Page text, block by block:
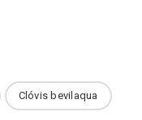
Clóvis bevilaqua